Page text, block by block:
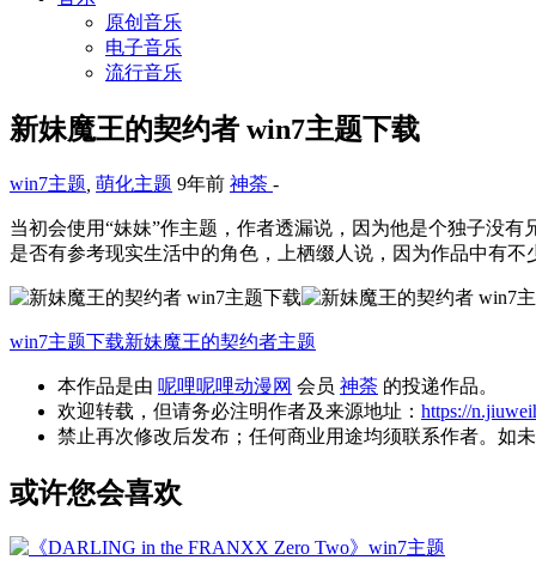
原创音乐
电子音乐
流行音乐
新妹魔王的契约者 win7主题下载
win7主题 萌化主题 9年前 神荼 -
当初会使用“妹妹”作主题，作者透漏说，因为他是个独子没
是否有参考现实生活中的角色，上栖缀人说，因为作品中有
win7主题下载新妹魔王的契约者主题
本作品是由 呢哩呢哩动漫网 会员 神荼 的投递作品。
欢迎转载，但请务必注明作者及来源地址： https://
禁止再次修改后发布；任何商业用途均须联系作者。如
或许您会喜欢